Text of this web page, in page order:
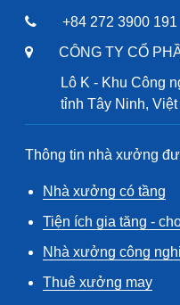
+84 272 3900 191
CÔNG TY CỔ
Lô K - Khu Công
tỉnh Tây Ninh,
Thông tin nhà xưởng
Nhà xưởng có tầng
Tiện ích gia tăng -
Nhà xưởng công
Thuê xưởng may